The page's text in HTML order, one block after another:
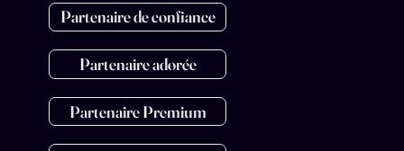
Partenaire de confiance
Partenaire adorée
Partenaire Premium